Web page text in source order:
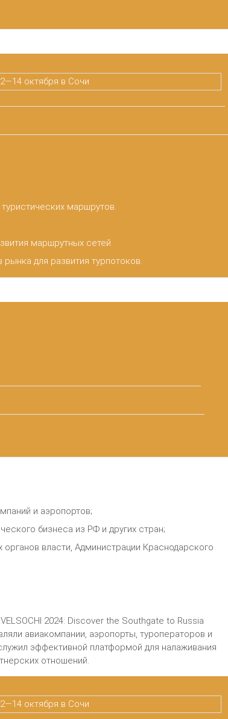
маршрутов.
маршрутных сетей.
для развития турпотоков.
и аэропортов;
бизнеса из РФ и других стран;
власти, Администрации Краснодарского
2024: Discover the Southgate to Russia
авиакомпании, аэропорты, туроператоров и
эффективной платформой для налаживания
отношений.